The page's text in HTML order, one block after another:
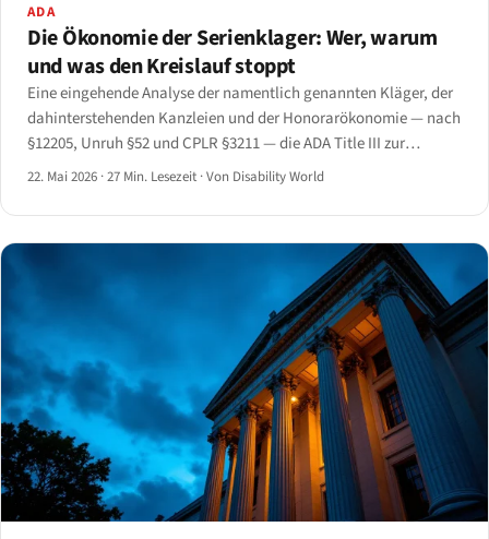
ADA
Die Ökonomie der Serienklager: Wer, warum
und was den Kreislauf stoppt
Eine eingehende Analyse der namentlich genannten Kläger, der
dahinterstehenden Kanzleien und der Honorarökonomie — nach
§12205, Unruh §52 und CPLR §3211 — die ADA Title III zur
anwaltsgesteuerten Bürgerrechtsvorschrift im US-Bundesrecht
22. Mai 2026 ·27 Min. Lesezeit ·Von Disability World